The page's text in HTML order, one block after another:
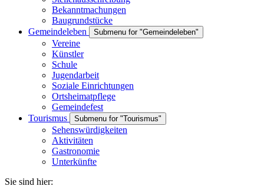
Bekanntmachungen
Baugrundstücke
Gemeindeleben
Submenu for "Gemeindeleben"
Vereine
Künstler
Schule
Jugendarbeit
Soziale Einrichtungen
Ortsheimatpflege
Gemeindefest
Tourismus
Submenu for "Tourismus"
Sehenswürdigkeiten
Aktivitäten
Gastronomie
Unterkünfte
Sie sind hier: